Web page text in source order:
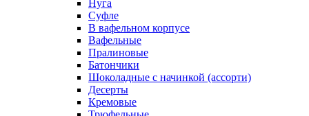
Нуга
Суфле
В вафельном корпусе
Вафельные
Пралиновые
Батончики
Шоколадные с начинкой (ассорти)
Десерты
Кремовые